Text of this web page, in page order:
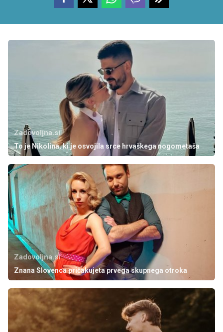
Zadovoljna.si
To je Nikolina, ki je osvojila srce hrvaškega nogometaša
Zadovoljna.si
Znana Slovenca pričakujeta prvega skupnega otroka